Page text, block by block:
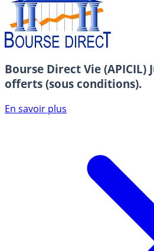
Bourse Direct Vie (APICIL)
offerts (sous conditions).
En savoir plus